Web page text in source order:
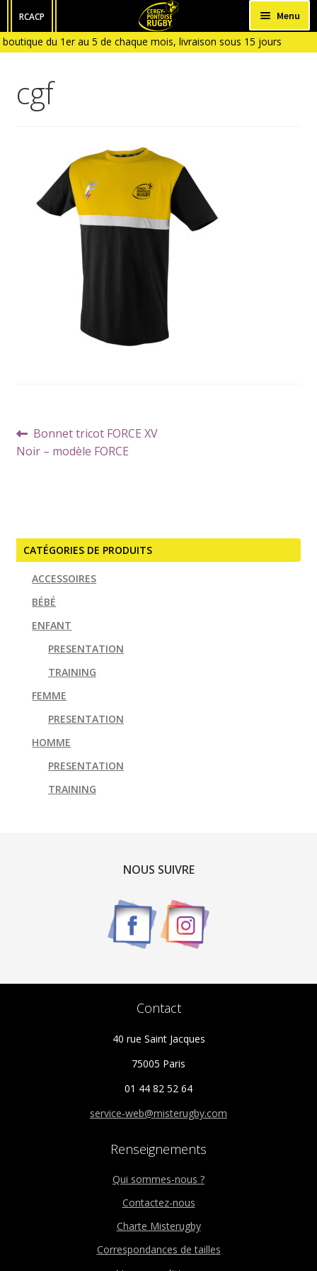
la
contenu
RCACP Menu
HOMME
du 1er au 5 de chaque mois, livraison sous 15 jours
6 ( Boutique fermée en Janvier et en Aout)
cgf
Navigation
de
Article
précédent :
Bonnet tricot FORCE XV
Noir – modèle FORCE
CATÉGORIES DE PRODUITS
ACCESSOIRES
BÉBÉ
ENFANT
PRESENTATION
TRAINING
FEMME
PRESENTATION
HOMME
PRESENTATION
TRAINING
NOUS SUIVRE
Contact
40 rue Saint Jacques
75005 Paris
01 44 82 52 64
service-web@misterugby.com
Renseignements
Qui sommes-nous ?
Contactez-nous
Charte Misterugby
Correspondances de tailles